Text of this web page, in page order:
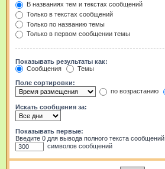
В названиях тем и текстах сообщений
Только в текстах сообщений
Только по названию темы
Только в первом сообщении темы
Показывать результаты как:
Сообщения
Темы
Поле сортировки:
по возрастанию
Искать сообщения за:
Показывать первые:
Введите 0 для вывода полного текста сообщений.
символов сообщений